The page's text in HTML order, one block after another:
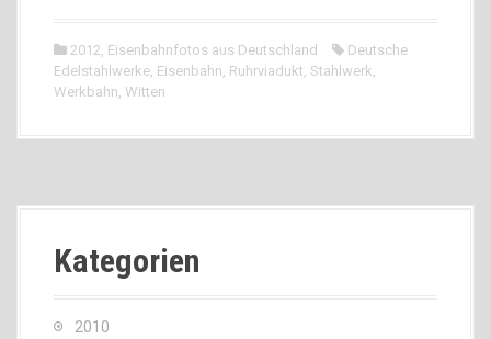
2012, Eisenbahnfotos aus Deutschland
Deutsche
Edelstahlwerke, Eisenbahn, Ruhrviadukt, Stahlwerk,
Werkbahn, Witten
Kategorien
2010